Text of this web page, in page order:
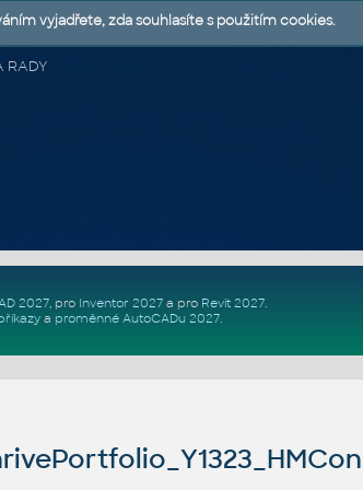
RADY
2027, pro Inventor 2027a pro Revit 2027.
a proměnné AutoCADu 2027.
vyjadřete, zda souhlasíte s použitím cookies.